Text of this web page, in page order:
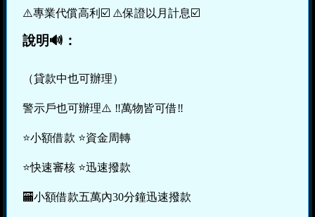
⚠️專業代償高利☑️ ⚠️保證以月計息☑️
說明🔊：
（貸款中也可辦理）
警示戶也可辦理⚠️ ‼️萬物皆可借‼️
⭐️小額借款 ⭐️資金周轉
⭐️快速審核 ⭐️迅速撥款
🏧小額借款五萬內30分鐘迅速撥款